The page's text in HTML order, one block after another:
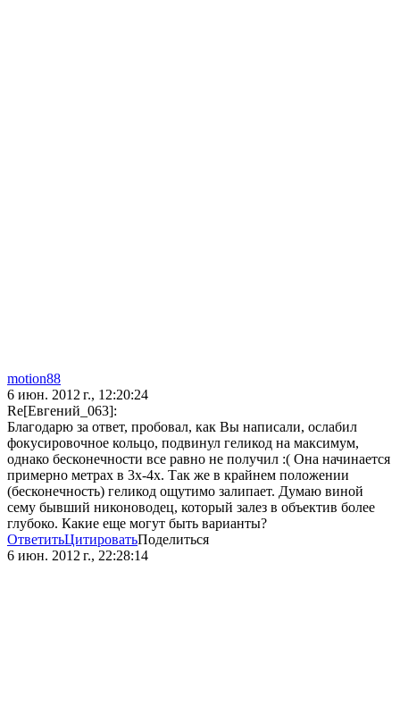
motion88
6 июн. 2012 г., 12:20:24
Re[Евгений_063]:
Благодарю за ответ, пробовал, как Вы написали, ослабил
фокусировочное кольцо, подвинул геликод на максимум,
однако бесконечности все равно не получил :( Она начинается
примерно метрах в 3х-4х. Так же в крайнем положении
(бесконечность) геликод ощутимо залипает. Думаю виной
сему бывший никоноводец, который залез в объектив более
глубоко. Какие еще могут быть варианты?
ОтветитьЦитироватьПоделиться
6 июн. 2012 г., 22:28:14